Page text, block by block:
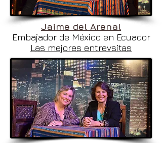
Jaime del Arenal
Embajador de México en Ecuador
Las mejores entrevsitas